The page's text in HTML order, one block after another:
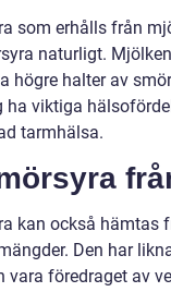
som erhålls från
naturligt.
högre halter av
ha viktiga
tarmhälsa.
kan också hämtas
Den har
vara föredraget av